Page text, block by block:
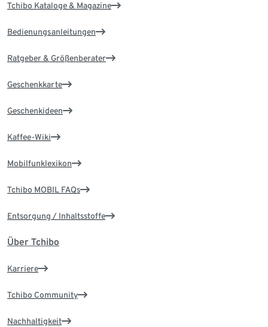
Tchibo Kataloge & Magazine
Bedienungsanleitungen
Ratgeber & Größenberater
Geschenkkarte
Geschenkideen
Kaffee-Wiki
Mobilfunklexikon
Tchibo MOBIL FAQs
Entsorgung / Inhaltsstoffe
Über Tchibo
Karriere
Tchibo Community
Nachhaltigkeit